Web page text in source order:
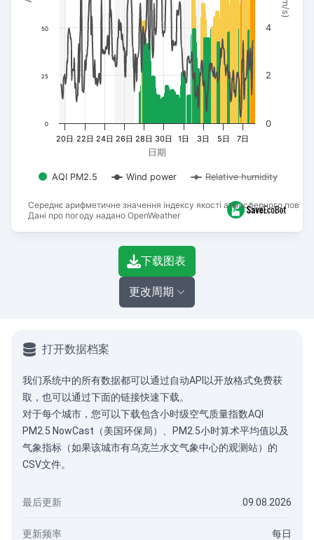
Середнє арифметичне значення індексу якості атмосферного
Дані про погоду надано OpenWeather
日期
AQI PM2.5 Wind power Relative humidity
20日 22日 24日 26日 28日 30日 1日 3日 5日 7日
0
25
50
0
2
4
End of interactive chart.
下载图表
更改周期
打开数据档案
我们系统中的所有数据都可以通过自动API 以开放格式免费获
取，也可以通过下面的链接快速下载。
对于每个城市，您可以下载包含小时级空气质量指数AQI
PM2.5 NowCast（美国环保局）、PM2.5小时算术平均值以及
气象指标（如果该城市有乌克兰水文气象中心的观测站）的
CSV文件。
最后更新 09.08.2026
更新频率 每日